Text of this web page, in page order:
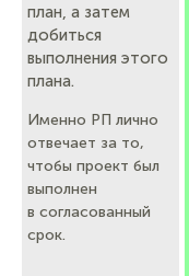
план, а затем
добиться
выполнения этого
плана.
Именно РП лично
отвечает за то,
чтобы проект был
выполнен
в согласованный
срок.